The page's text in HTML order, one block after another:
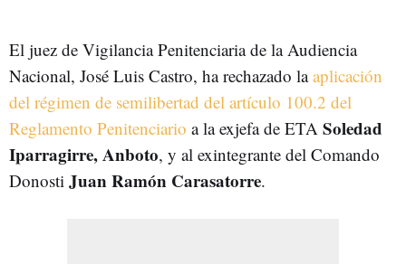
El juez de Vigilancia Penitenciaria de la Audiencia
Nacional, José Luis Castro, ha rechazado laaplicación
del régimen de semilibertad del artículo 100.2 del
Reglamento Penitenciario a la exjefa de ETA Soledad
Iparragirre, Anboto, y al exintegrante del Comando
Donosti Juan Ramón Carasatorre.